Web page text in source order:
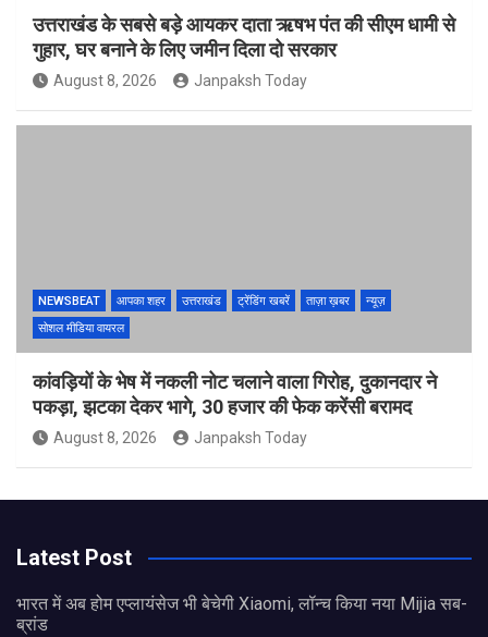
उत्तराखंड के सबसे बड़े आयकर दाता ऋषभ पंत की सीएम धामी से
गुहार, घर बनाने के लिए जमीन दिला दो सरकार
August 8, 2026 Janpaksh Today
NEWSBEAT आपका शहर उत्तराखंड ट्रेंडिंग खबरें ताज़ा ख़बर
न्यूज़
सोशल मीडिया वायरल
कांवड़ियों के भेष में नकली नोट चलाने वाला गिरोह, दुकानदार ने
पकड़ा, झटका देकर भागे, 30 हजार की फेक करेंसी बरामद
August 8, 2026 Janpaksh Today
Latest Post
भारत में अब होम एप्लायंसेज भी बेचेगी Xiaomi, लॉन्च किया नया Mijia सब-
ब्रांड